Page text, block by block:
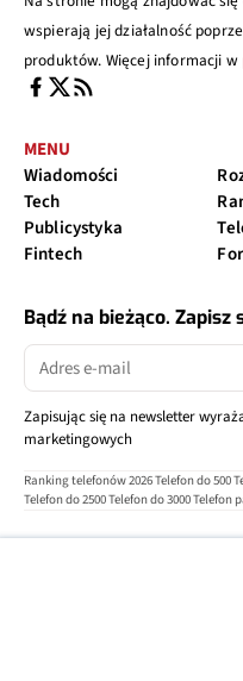
wspierają jej działalność
produktów. Więcej informacji w
MENU
Wiadomości
Tech
Publicystyka
Fintech
Bądź na bieżąco.
Zapisując się na newsletter
marketingowych
Ranking telefonów 2026Telefon do 500
Telefon do 2500Telefon do 3000Telefon